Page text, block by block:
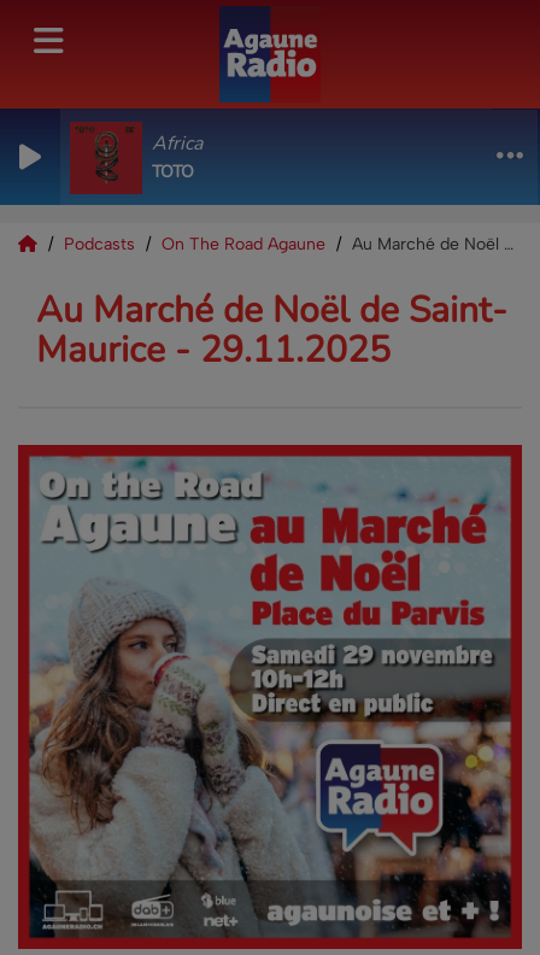
Africa
TOTO
Podcasts On The Road Agaune Au Marché de Noël de Saint-Maurice - 29.11.2025
Au Marché de Noël de Saint-
Maurice - 29.11.2025